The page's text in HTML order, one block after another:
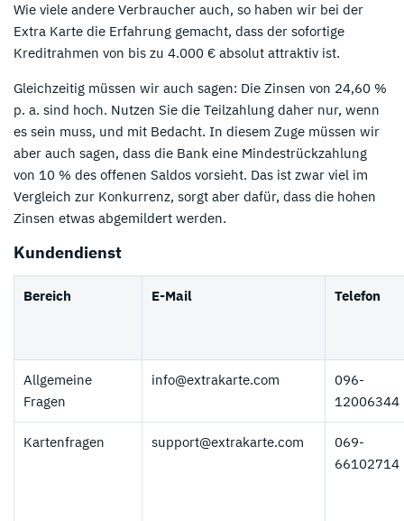
Wie viele andere Verbraucher auch, so haben wir bei der
Extra Karte die Erfahrung gemacht, dass der sofortige
Kreditrahmen von bis zu 4.000 € absolut attraktiv ist.
Gleichzeitig müssen wir auch sagen: Die Zinsen von 24,60 %
p. a. sind hoch. Nutzen Sie die Teilzahlung daher nur, wenn
es sein muss, und mit Bedacht. In diesem Zuge müssen wir
aber auch sagen, dass die Bank eine Mindestrückzahlung
von 10 % des offenen Saldos vorsieht. Das ist zwar viel im
Vergleich zur Konkurrenz, sorgt aber dafür, dass die hohen
Zinsen etwas abgemildert werden.
Kundendienst
Bereich E-Mail Telefon
Allgemeine
Fragen
info@extrakarte.com
096-
12006344
Kartenfragen support@extrakarte.com
069-
66102714